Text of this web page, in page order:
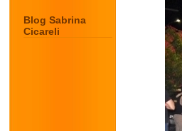
Blog Sabrina
Cicareli